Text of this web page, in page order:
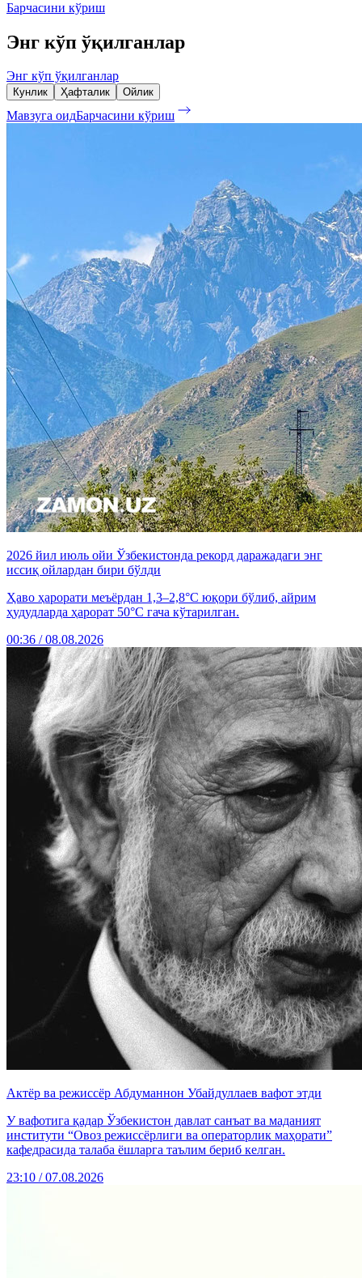
Барчасини кўриш
Энг кўп ўқилганлар
Энг кўп ўқилганлар
Кунлик Ҳафталик Ойлик
Мавзуга оидБарчасини кўриш
2026 йил июль ойи Ўзбекистонда рекорд даражадаги энг
иссиқ ойлардан бири бўлди
Ҳаво ҳарорати меъёрдан 1,3–2,8°C юқори бўлиб, айрим
ҳудудларда ҳарорат 50°C гача кўтарилган.
00:36 / 08.08.2026
Актёр ва режиссёр Абдуманнон Убайдуллаев вафот этди
У вафотига қадар Ўзбекистон давлат санъат ва маданият
институти “Овоз режиссёрлиги ва операторлик маҳорати”
кафедрасида талаба ёшларга таълим бериб келган.
23:10 / 07.08.2026